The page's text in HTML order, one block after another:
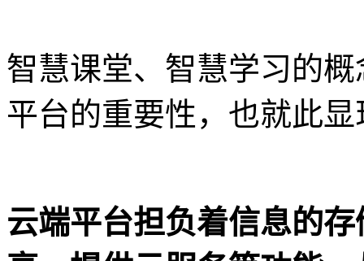
智慧课堂、智慧学习的
平台的重要性，也就此显
云端平台担负着信息的